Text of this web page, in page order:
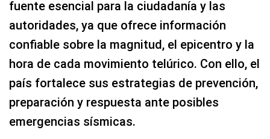
fuente esencial para la ciudadanía y las
autoridades, ya que ofrece información
confiable sobre la magnitud, el epicentro y la
hora de cada movimiento telúrico. Con ello, el
país fortalece sus estrategias de prevención,
preparación y respuesta ante posibles
emergencias sísmicas.